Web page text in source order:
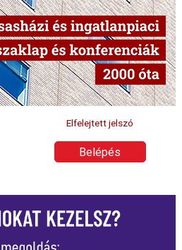
Elfelejtett jelszó
Belépés